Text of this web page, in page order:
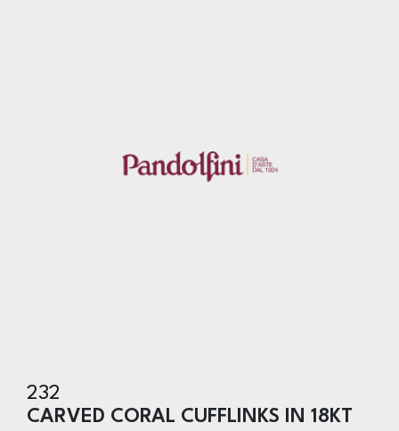
232
CARVED CORAL CUFFLINKS IN 18KT